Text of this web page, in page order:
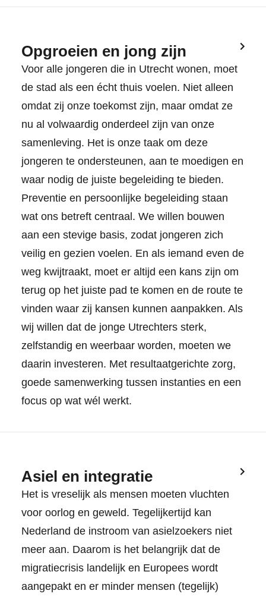
Opgroeien en jong zijn
Voor alle jongeren die in Utrecht wonen, moet
de stad als een écht thuis voelen. Niet alleen
omdat zij onze toekomst zijn, maar omdat ze
nu al volwaardig onderdeel zijn van onze
samenleving. Het is onze taak om deze
jongeren te ondersteunen, aan te moedigen en
waar nodig de juiste begeleiding te bieden.
Preventie en persoonlijke begeleiding staan
wat ons betreft centraal. We willen bouwen
aan een stevige basis, zodat jongeren zich
veilig en gezien voelen. En als iemand even de
weg kwijtraakt, moet er altijd een kans zijn om
terug op het juiste pad te komen en de route te
vinden waar zij kansen kunnen aanpakken. Als
wij willen dat de jonge Utrechters sterk,
zelfstandig en weerbaar worden, moeten we
daarin investeren. Met resultaatgerichte zorg,
goede samenwerking tussen instanties en een
focus op wat wél werkt.
Asiel en integratie
Het is vreselijk als mensen moeten vluchten
voor oorlog en geweld. Tegelijkertijd kan
Nederland de instroom van asielzoekers niet
meer aan. Daarom is het belangrijk dat de
migratiecrisis landelijk en Europees wordt
aangepakt en er minder mensen (tegelijk)